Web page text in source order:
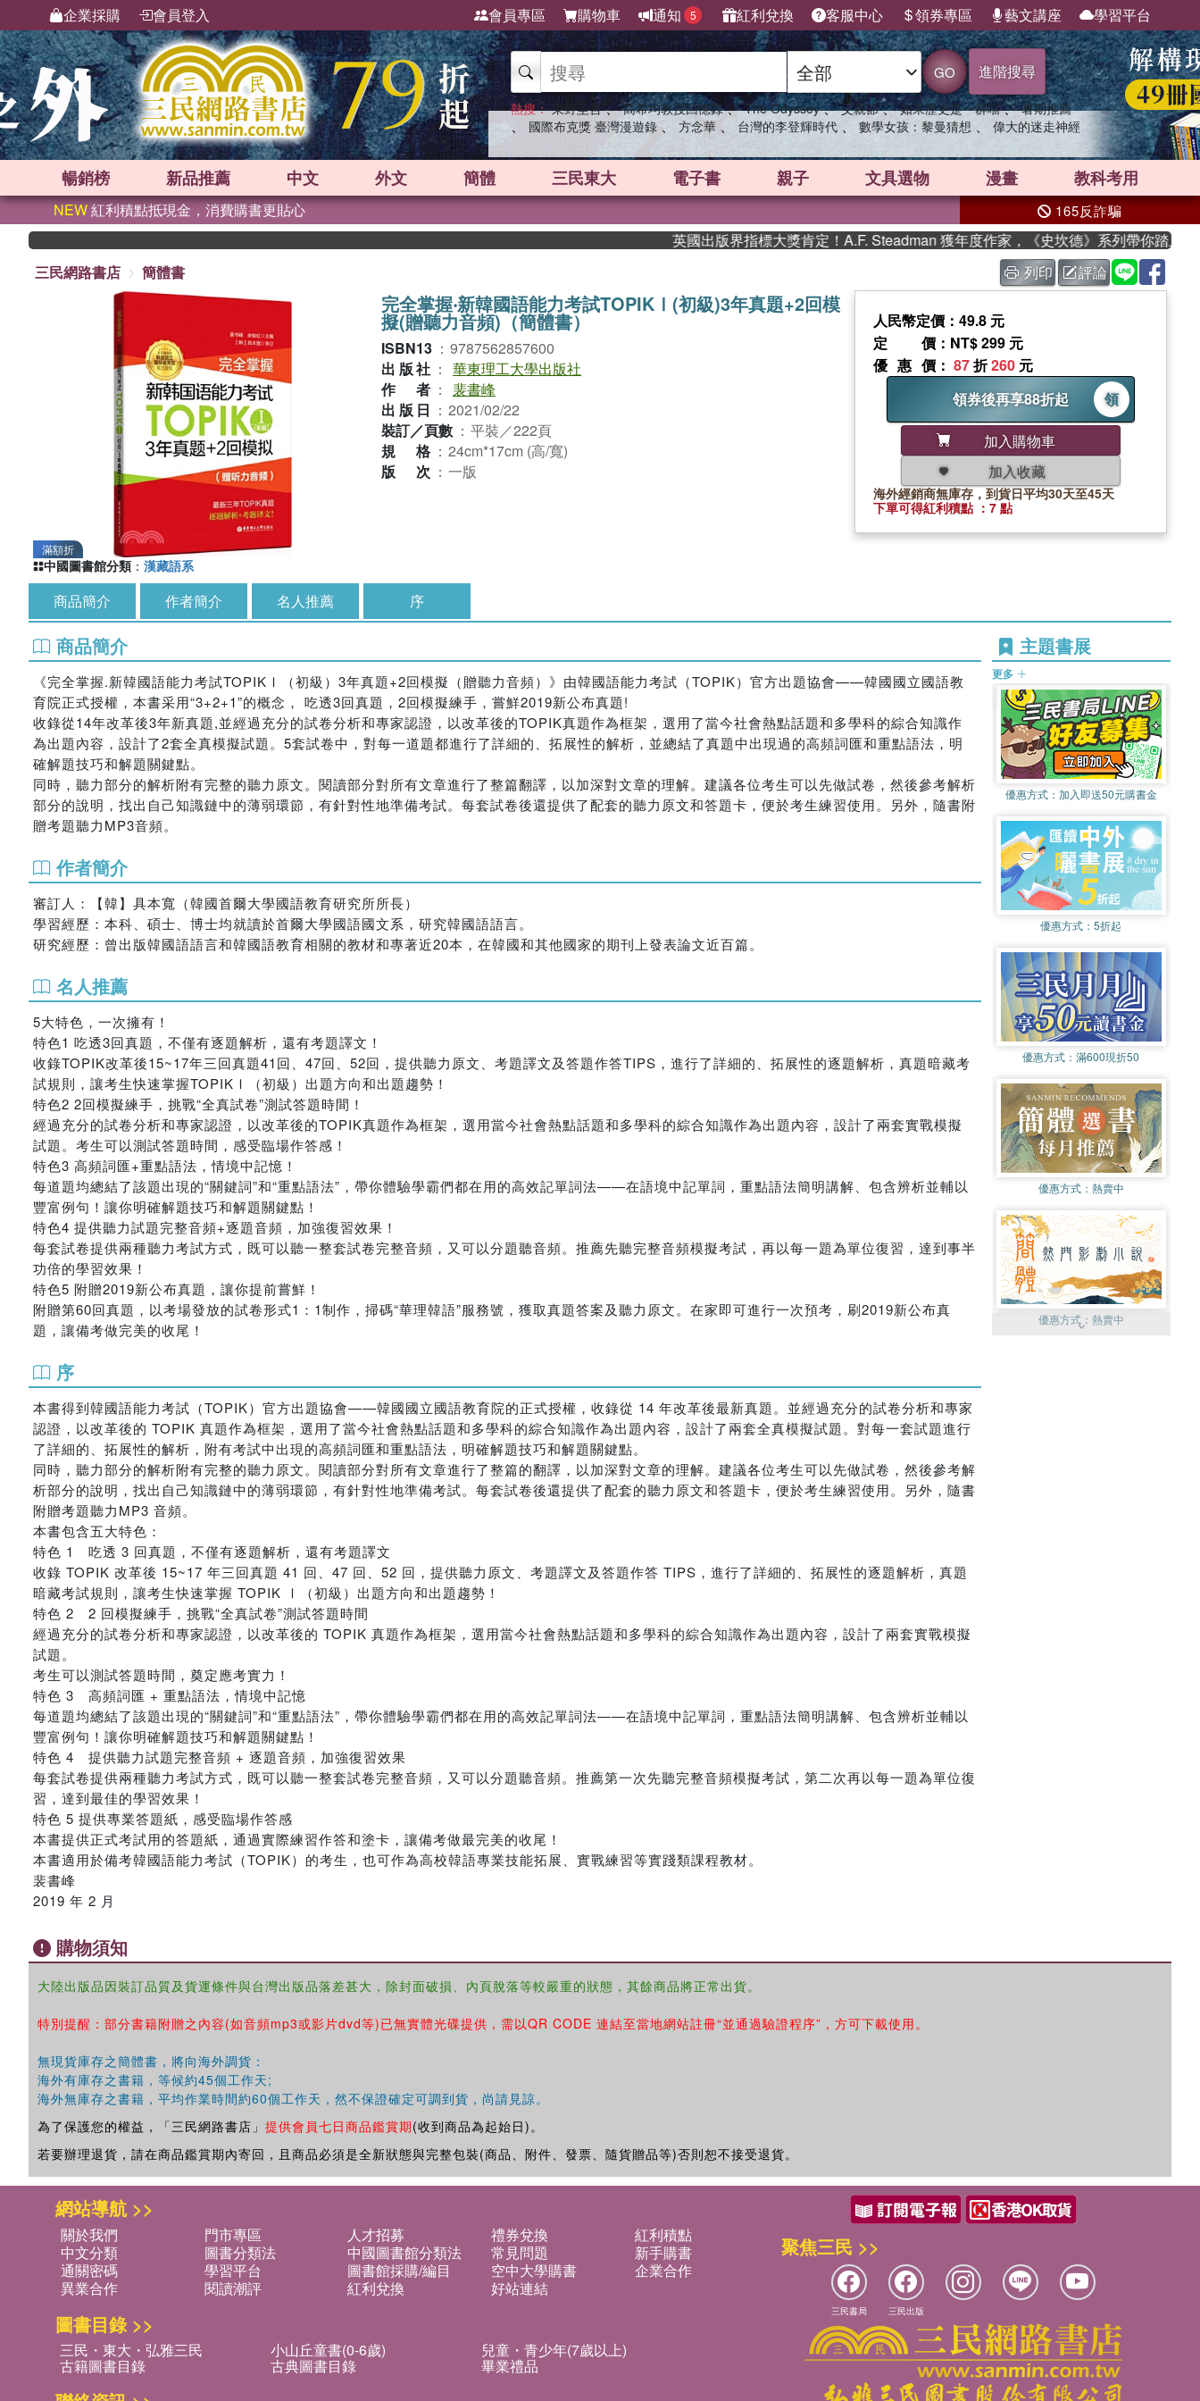
企業採購 會員登入 會員專區 購物車 通知 5 紅利兌換 客服中心 領券專區 藝文講座 學習平台
GO 進階搜尋
熱搜： 東野圭吾 、 高希均教授回憶錄 、 The Odyssey 、 父親節 、 如果歷史是一群喵 、 暑期推薦
、 國際布克獎 臺灣漫遊錄 、 方念華 、 台灣的李登輝時代 、 數學女孩：黎曼猜想 、 偉大的迷走神經
暢銷榜 新品推薦 中文 外文 簡體 三民東大 電子書 親子 文具選物 漫畫 教科考用
NEW紅利積點抵現金，消費購書更貼心 165反詐騙
英國出版界指標大獎肯定！A.F. Steadman 獲年度作家，《史坎德》系列帶你踏上熱血奇
三民網路書店
簡體書 列印 評論
滿額折
完全掌握‧新韓國語能力考試TOPIKⅠ(初級)3年真題+2回模
擬(贈聽力音頻)（簡體書）
ISBN13 ： 9787562857600
出版社 ： 華東理工大學出版社
作者 ：
裴書峰
出版日 ： 2021/02/22
裝訂／頁數 ： 平裝／222頁
規格 ： 24cm*17cm (高/寬)
版次 ： 一版
人民幣定價：49.8 元
定價 ：NT$ 299 元
優惠價 ： 87折260 元
領券後再享88折起
領
加入購物車
加入收藏
海外經銷商無庫存，到貨日平均30天至45天
下單可得紅利積點 ：7 點
中國圖書館分類 ： 漢藏語系
商品簡介 作者簡介 名人推薦 序
商品簡介
《完全掌握.新韓國語能力考試TOPIKⅠ（初級）3年真題+2回模擬（贈聽力音頻）》由韓國語能力考試（TOPIK）官方出題協會——韓國國立國語教
育院正式授權，本書采用“3+2+1”的概念， 吃透3回真題，2回模擬練手，嘗鮮2019新公布真題!
收錄從14年改革後3年新真題,並經過充分的試卷分析和專家認證，以改革後的TOPIK真題作為框架，選用了當今社會熱點話題和多學科的綜合知識作
為出題內容，設計了2套全真模擬試題。5套試卷中，對每一道題都進行了詳細的、拓展性的解析，並總結了真題中出現過的高頻詞匯和重點語法，明
確解題技巧和解題關鍵點。
同時，聽力部分的解析附有完整的聽力原文。閱讀部分對所有文章進行了整篇翻譯，以加深對文章的理解。建議各位考生可以先做試卷，然後參考解析
部分的說明，找出自己知識鏈中的薄弱環節，有針對性地準備考試。每套試卷後還提供了配套的聽力原文和答題卡，便於考生練習使用。另外，隨書附
贈考題聽力MP3音頻。
作者簡介
審訂人：【韓】具本寬（韓國首爾大學國語教育研究所所長）
學習經歷：本科、碩士、博士均就讀於首爾大學國語國文系，研究韓國語語言。
研究經歷：曾出版韓國語語言和韓國語教育相關的教材和專著近20本，在韓國和其他國家的期刊上發表論文近百篇。
名人推薦
5大特色，一次擁有！
特色1 吃透3回真題，不僅有逐題解析，還有考題譯文！
收錄TOPIK改革後15~17年三回真題41回、47回、52回，提供聽力原文、考題譯文及答題作答TIPS，進行了詳細的、拓展性的逐題解析，真題暗藏考
試規則，讓考生快速掌握TOPIKⅠ（初級）出題方向和出題趨勢！
特色2 2回模擬練手，挑戰“全真試卷”測試答題時間！
經過充分的試卷分析和專家認證，以改革後的TOPIK真題作為框架，選用當今社會熱點話題和多學科的綜合知識作為出題內容，設計了兩套實戰模擬
試題。考生可以測試答題時間，感受臨場作答感！
特色3 高頻詞匯+重點語法，情境中記憶！
每道題均總結了該題出現的“關鍵詞”和“重點語法”，帶你體驗學霸們都在用的高效記單詞法——在語境中記單詞，重點語法簡明講解、包含辨析並輔以
豐富例句！讓你明確解題技巧和解題關鍵點！
特色4 提供聽力試題完整音頻+逐題音頻，加強復習效果！
每套試卷提供兩種聽力考試方式，既可以聽一整套試卷完整音頻，又可以分題聽音頻。推薦先聽完整音頻模擬考試，再以每一題為單位復習，達到事半
功倍的學習效果！
特色5 附贈2019新公布真題，讓你提前嘗鮮！
附贈第60回真題，以考場發放的試卷形式1：1制作，掃碼“華理韓語”服務號，獲取真題答案及聽力原文。在家即可進行一次預考，刷2019新公布真
題，讓備考做完美的收尾！
序
本書得到韓國語能力考試（TOPIK）官方出題協會——韓國國立國語教育院的正式授權，收錄從 14 年改革後最新真題。並經過充分的試卷分析和專家
認證，以改革後的 TOPIK 真題作為框架，選用了當今社會熱點話題和多學科的綜合知識作為出題內容，設計了兩套全真模擬試題。對每一套試題進行
了詳細的、拓展性的解析，附有考試中出現的高頻詞匯和重點語法，明確解題技巧和解題關鍵點。
同時，聽力部分的解析附有完整的聽力原文。閱讀部分對所有文章進行了整篇的翻譯，以加深對文章的理解。建議各位考生可以先做試卷，然後參考解
析部分的說明，找出自己知識鏈中的薄弱環節，有針對性地準備考試。每套試卷後還提供了配套的聽力原文和答題卡，便於考生練習使用。另外，隨書
附贈考題聽力MP3 音頻。
本書包含五大特色：
特色 1 吃透 3 回真題，不僅有逐題解析，還有考題譯文
收錄 TOPIK 改革後 15~17 年三回真題 41 回、47 回、52 回，提供聽力原文、考題譯文及答題作答 TIPS，進行了詳細的、拓展性的逐題解析，真題
暗藏考試規則，讓考生快速掌握 TOPIK Ⅰ（初級）出題方向和出題趨勢！
特色 2 2 回模擬練手，挑戰“全真試卷”測試答題時間
經過充分的試卷分析和專家認證，以改革後的 TOPIK 真題作為框架，選用當今社會熱點話題和多學科的綜合知識作為出題內容，設計了兩套實戰模擬
試題。
考生可以測試答題時間，奠定應考實力！
特色 3 高頻詞匯 + 重點語法，情境中記憶
每道題均總結了該題出現的“關鍵詞”和“重點語法”，帶你體驗學霸們都在用的高效記單詞法——在語境中記單詞，重點語法簡明講解、包含辨析並輔以
豐富例句！讓你明確解題技巧和解題關鍵點！
特色 4 提供聽力試題完整音頻 + 逐題音頻，加強復習效果
每套試卷提供兩種聽力考試方式，既可以聽一整套試卷完整音頻，又可以分題聽音頻。推薦第一次先聽完整音頻模擬考試，第二次再以每一題為單位復
習，達到最佳的學習效果！
特色 5 提供專業答題紙，感受臨場作答感
本書提供正式考試用的答題紙，通過實際練習作答和塗卡，讓備考做最完美的收尾！
本書適用於備考韓國語能力考試（TOPIK）的考生，也可作為高校韓語專業技能拓展、實戰練習等實踐類課程教材。
裴書峰
2019 年 2 月
主題書展
更多
優惠方式： 加入即送50元購書金
優惠方式：5折起
優惠方式：滿600現折50
優惠方式： 熱賣中
優惠方式： 熱賣中
購物須知
大陸出版品因裝訂品質及貨運條件與台灣出版品落差甚大，除封面破損、內頁脫落等較嚴重的狀態，其餘商品將正常出貨。
特別提醒：部分書籍附贈之內容(如音頻mp3或影片dvd等)已無實體光碟提供，需以QR CODE 連結至當地網站註冊“並通過驗證程序”，方可下載使用。
無現貨庫存之簡體書，將向海外調貨：
海外有庫存之書籍，等候約45個工作天;
海外無庫存之書籍，平均作業時間約60個工作天，然不保證確定可調到貨，尚請見諒。
為了保護您的權益，「三民網路書店」 提供會員七日商品鑑賞期(收到商品為起始日)。
若要辦理退貨，請在商品鑑賞期內寄回，且商品必須是全新狀態與完整包裝(商品、附件、發票、隨貨贈品等)否則恕不接受退貨。
網站導航 >>
關於我們 門市專區 人才招募 禮券兌換
紅利積點
中文分類
圖書分類法 中國圖書館分類法 常見問題
新手購書
通關密碼
學習平台 圖書館採購/編目 空中大學購書
企業合作
異業合作
閱讀潮評 紅利兌換 好站連結
圖書目錄 >>
三民・東大・弘雅三民 小山丘童書(0-6歲) 兒童・青少年(7歲以上)
古籍圖書目錄 古典圖書目錄 畢業禮品
聚焦三民 >>
三民書局 三民出版